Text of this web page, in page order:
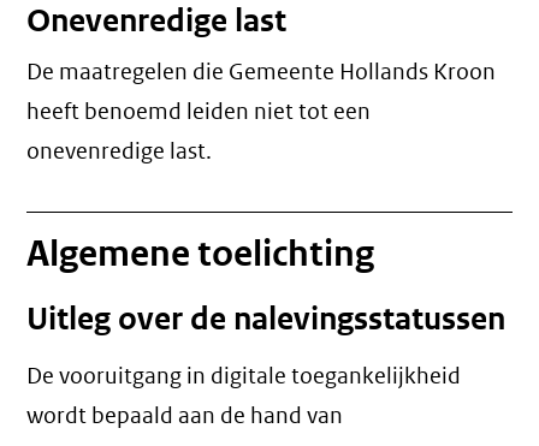
Onevenredige last
De maatregelen die Gemeente Hollands Kroon
heeft benoemd leiden niet tot een
onevenredige last.
Algemene toelichting
Uitleg over de nalevingsstatussen
De vooruitgang in digitale toegankelijkheid
wordt bepaald aan de hand van